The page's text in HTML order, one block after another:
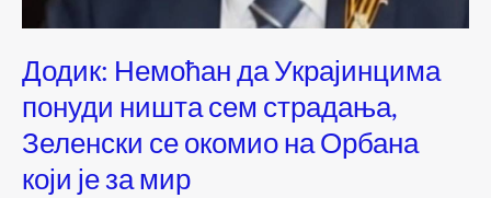
Додик: Немоћан да Украјинцима
понуди ништа сем страдања,
Зеленски се окомио на Орбана
који је за мир